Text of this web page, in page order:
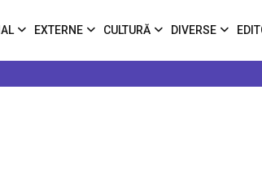
EXTERNE CULTURĂ DIVERSE